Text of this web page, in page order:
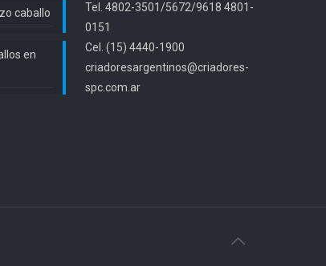
caballo
en
Tel. 4802-3501/5672/9618 4801-
0151
Cel. (15) 4440-1900
criadoresargentinos@criadores-
spc.com.ar